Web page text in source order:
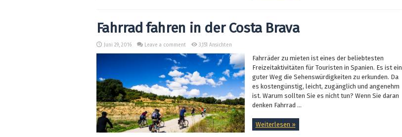
Fahrrad fahren in der Costa Brava
Juni 29, 2016 Leave a comment 3,151 Ansichten
Fahrräder zu mieten ist eines der beliebtesten
Freizeitaktivitäten für Touristen in Spanien. Es ist ein
guter Weg die Sehenswürdigkeiten zu erkunden. Da
es kostengünstig, leicht, zugänglich und angenehm
ist. Warum sollten Sie es nicht tun? Wenn Sie daran
denken Fahrrad ...
Weiterlesen »